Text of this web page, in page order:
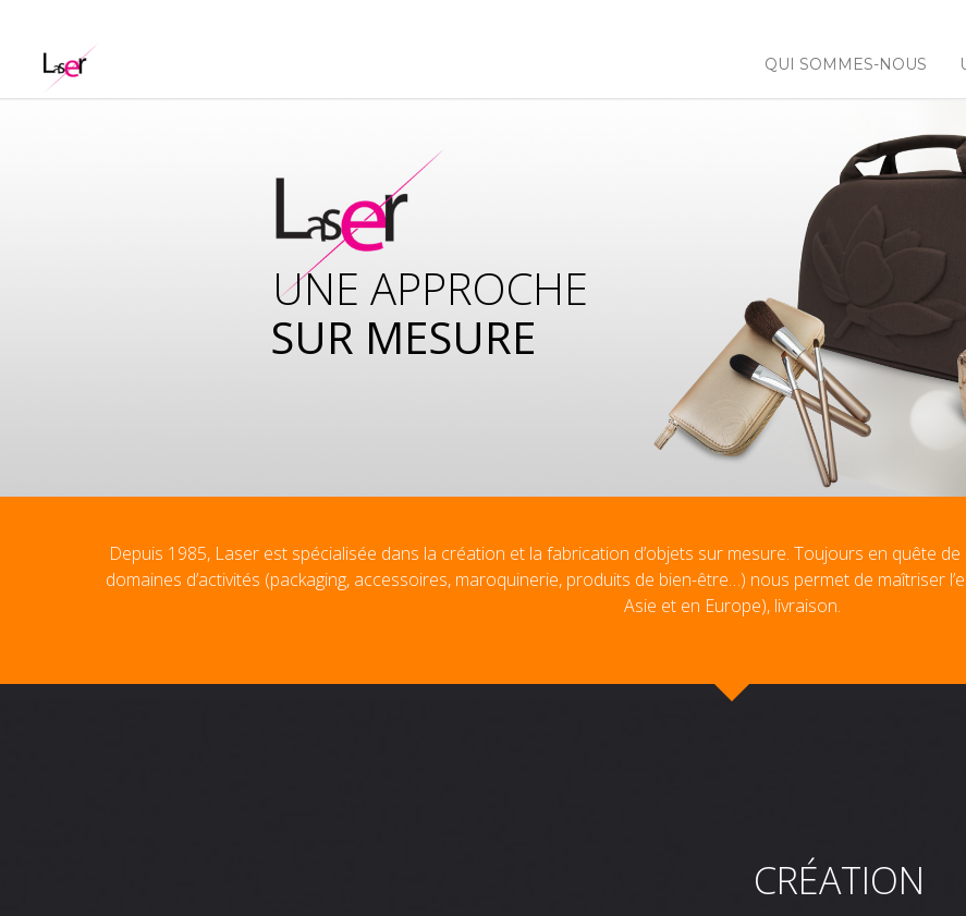
QUI SOMMES-NOUS
SUR MESURE
UNE APPROCHE
Depuis 1985, Laser est spécialisée dans la création et la fabrication d’objets sur mesure. Toujours en quête
domaines d’activités (packaging, accessoires, maroquinerie, produits de bien-être…) nous permet de maîtriser
Asie et en Europe), livraison.
CRÉATION